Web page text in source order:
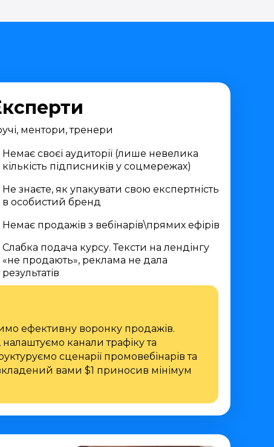
ментори, тренери
ефективну воронку продажів.
канали трафіку та
сценарії промовебінарів та
вами $1 приносив мінімум
Немає своєї аудиторії (лише невелика
кількість підписників у соцмережах)
Не знаєте, як упакувати свою експертність
в особистий бренд
Немає продажів з вебінарів\прямих ефірів
Слабка подача курсу. Тексти на лендінгу
«не продають», реклама не дала
результатів